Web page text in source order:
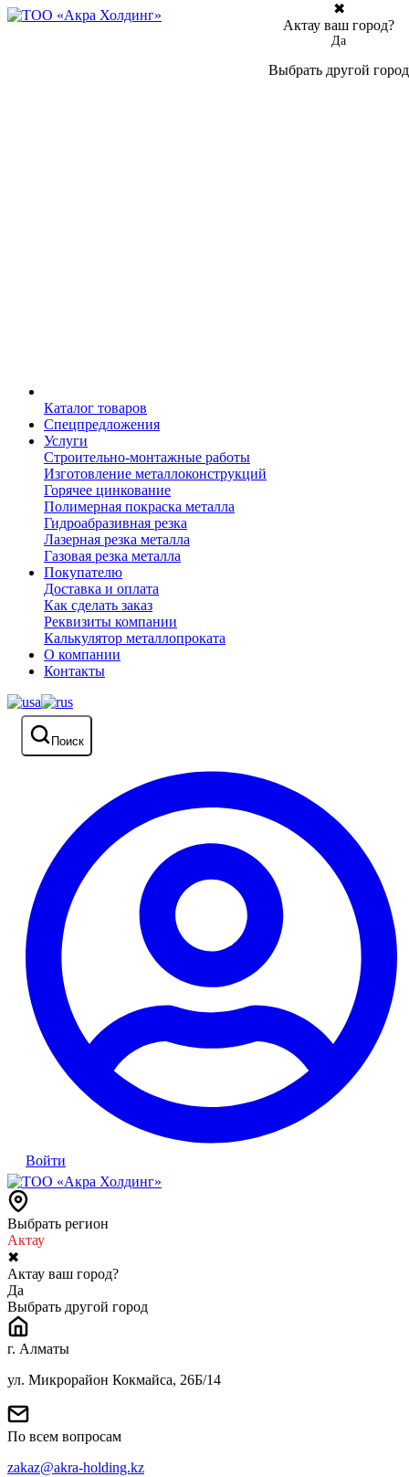
Каталог товаров
Спецпредложения
Услуги
Строительно-монтажные работы
Изготовление металлоконструкций
Горячее цинкование
Полимерная покраска металла
Гидроабразивная резка
Лазерная резка металла
Газовая резка металла
Покупателю
Доставка и оплата
Как сделать заказ
Реквизиты компании
Калькулятор металлопроката
О компании
Контакты
Поиск
Войти
Выбрать регион
Актау
✖
Актау ваш город?
Да
Выбрать другой город
г. Алматы
ул. Микрорайон Кокмайса, 26Б/14
По всем вопросам
zakaz@akra-holding.kz
✖
Актау ваш город?
Да
Выбрать другой город